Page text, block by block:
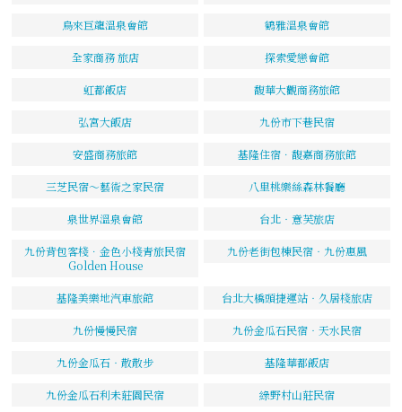
烏來巨龍溫泉會館 鶴雅溫泉會館
全家商務 旅店 探索愛戀會館
虹都飯店 馥華大觀商務旅館
弘宮大飯店 九份市下巷民宿
安盛商務旅館 基隆住宿．馥嘉商務旅館
三芝民宿～藝術之家民宿 八里桃樂絲森林餐廳
泉世界溫泉會館 台北‧意芙旅店
九份背包客棧．金色小棧青旅民宿
Golden House
九份老街包棟民宿‧九份惠風
基隆美樂地汽車旅館 台北大橋頭捷運站‧久居棧旅店
九份慢慢民宿 九份金瓜石民宿‧天水民宿
九份金瓜石‧散散步 基隆華都飯店
九份金瓜石利未莊園民宿 綠野村山莊民宿